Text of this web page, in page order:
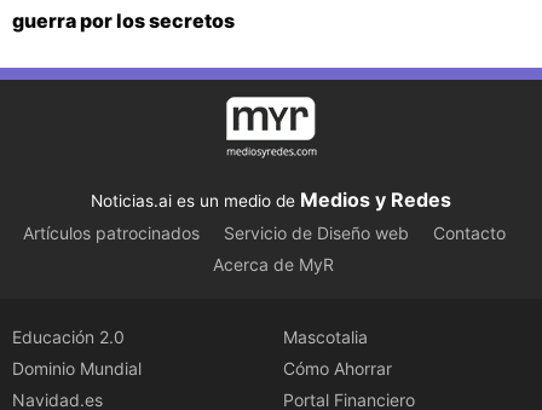
guerra por los secretos
Noticias.ai es un medio de Medios y Redes
Artículos patrocinados Servicio de Diseño web
Contacto
Acerca de MyR
Educación 2.0
Dominio Mundial
Navidad.es
Mascotalia
Cómo Ahorrar
Portal Financiero